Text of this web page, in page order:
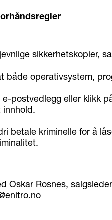
sikkerhetskopier,
både operativsystem,
postvedlegg eller klikk
innhold.
betale kriminelle for å
Oskar Rosnes,